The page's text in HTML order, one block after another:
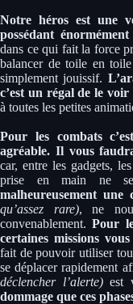
Notre héros est une
possédant
dans ce qui fait la force
balancer de toile en
simplement jouissif.
c’est un régal de le
à toutes les petites
Pour les combats
agréable. Il vous
car, entre les gadgets,
prise en main ne
malheureusement
qu’assez rare), ne
convenablement.Pour
certaines missions
fait de pouvoir utiliser
se déplacer rapidement
déclencher l’alerte)est
dommage que ces